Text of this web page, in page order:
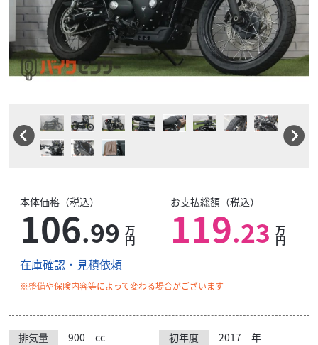
本体価格（税込）
106.99 万
円
お支払総額（税込）
119.23 万
円
在庫確認・見積依頼
※整備や保険内容等によって変わる場合がございます
排気量 900 cc 初年度 2017
年